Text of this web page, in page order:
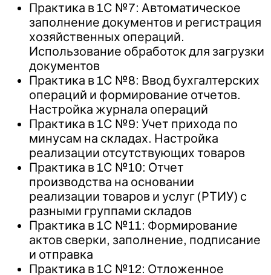
Практика в 1С №7: Автоматическое
заполнение документов и регистрация
хозяйственных операций.
Использование обработок для загрузки
документов
Практика в 1С №8: Ввод бухгалтерских
операций и формирование отчетов.
Настройка журнала операций
Практика в 1С №9: Учет прихода по
минусам на складах. Настройка
реализации отсутствующих товаров
Практика в 1С №10: Отчет
производства на основании
реализации товаров и услуг (РТИУ) с
разными группами складов
Практика в 1С №11: Формирование
актов сверки, заполнение, подписание
и отправка
Практика в 1С №12: Отложенное